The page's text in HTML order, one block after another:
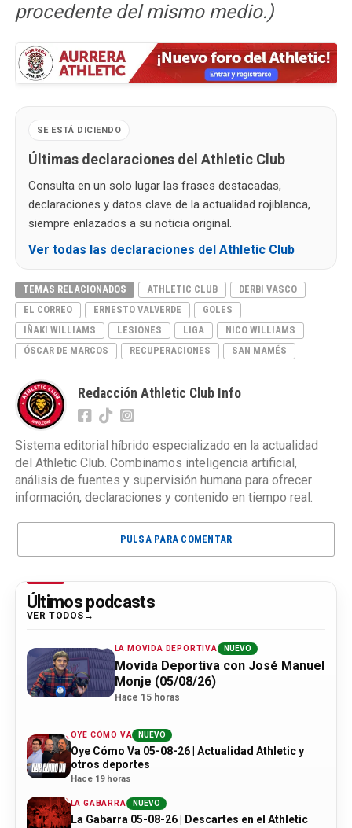
procedente del mismo medio.)
SE ESTÁ DICIENDO
Últimas declaraciones del Athletic Club
Consulta en un solo lugar las frases destacadas,
declaraciones y datos clave de la actualidad rojiblanca,
siempre enlazados a su noticia original.
Ver todas las declaraciones del Athletic Club
TEMAS RELACIONADOS ATHLETIC CLUB
DERBI VASCO
EL CORREO
ERNESTO VALVERDE
GOLES
IÑAKI WILLIAMS
LESIONES LIGA
NICO WILLIAMS
ÓSCAR DE MARCOS
RECUPERACIONES SAN MAMÉS
Redacción Athletic Club Info
Sistema editorial híbrido especializado en la actualidad
del Athletic Club. Combinamos inteligencia artificial,
análisis de fuentes y supervisión humana para ofrecer
información, declaraciones y contenido en tiempo real.
PULSA PARA COMENTAR
Últimos podcasts
VER TODOS
LA MOVIDA DEPORTIVA NUEVO
Movida Deportiva con José Manuel
Monje (05/08/26)
Hace 15 horas
OYE CÓMO VA NUEVO
Oye Cómo Va 05-08-26 | Actualidad Athletic y
otros deportes
Hace 19 horas
LA GABARRA NUEVO
La Gabarra 05-08-26 | Descartes en el Athletic